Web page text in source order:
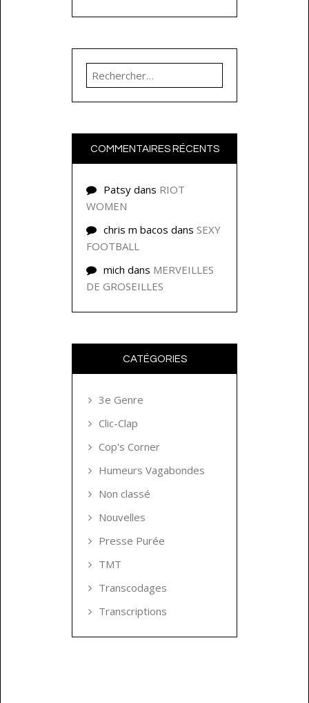
Rechercher :
COMMENTAIRES RÉCENTS
Patsy dans RIOT
WOMEN
chris m bacos dans SEXY
FOOTBALL
mich dans MERVEILLES
DE GROSEILLES
CATÉGORIES
3e Genre
Clic-Clap
Cop's Corner
Humeurs Vagabondes
Non classé
Nouvelles
Presse Purée
TMT
Transcodages
Transcriptions